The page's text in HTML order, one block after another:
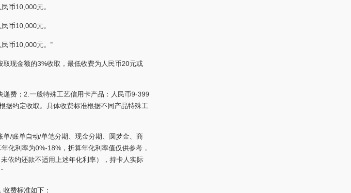
币10,000元。
币10,000元。
币10,000元。”
现金额的3%收取，最低收费为人民币20元或
费；2.一般特殊工艺信用卡产品：人民币9-399
据约定收取。具体收费标准根据不同产品特殊工
/账单自动/单笔分期、现金分期、圆梦金、商
化利率为0%-18%，折算年化利率值仅供参考，
依约还款不适用上述年化利率），持卡人实际
费标准如下：